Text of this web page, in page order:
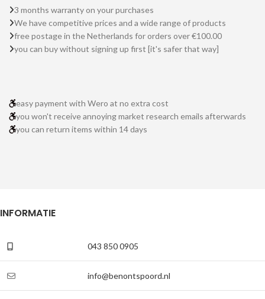
3 months warranty on your purchases
We have competitive prices and a wide range of products
free postage in the Netherlands for orders over €100.00
you can buy without signing up first [it's safer that way]
easy payment with Wero at no extra cost
you won't receive annoying market research emails afterwards
you can return items within 14 days
INFORMATIE
043 850 0905
info@benontspoord.nl